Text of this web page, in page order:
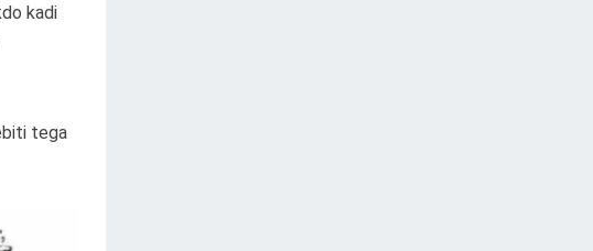
kadi
tega